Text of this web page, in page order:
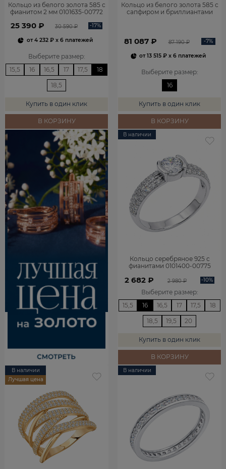
Кольцо из белого золота 585 с
фианитом 2 мм 0101635-00772
25 390 ₽ 30 590 ₽ -17%
от4 232 ₽x 6 платежей
Выберите размер:
15,5
16 16,5 17 17,5 18
18,5
Купить в один клик
В КОРЗИНУ
Кольцо из белого золота 585 с
сапфиром и бриллиантами
81 087 ₽ 87 190 ₽ -7%
от13 515 ₽ x 6 платежей
Выберите размер:
16
Купить в один клик
В КОРЗИНУ
В наличии
Кольцо серебряное 925 с
фианитами 0101400-00775
2 682 ₽ 2 980 ₽ -10%
Выберите размер:
15,5
16 16,5 17 17,5 18
18,5 19,5 20
Купить в один клик
В КОРЗИНУ
В наличии
Лучшая цена
В наличии